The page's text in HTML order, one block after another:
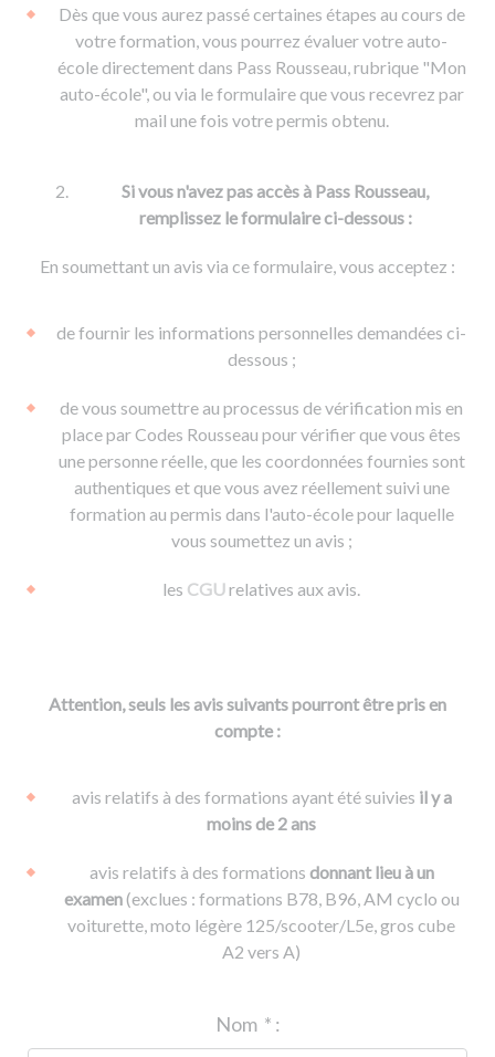
Voir tous les supports
Formation FCO
Formation CACES
Devenir enseignant de la conduite
Ressources
Dès que vous aurez passé certaines étapes au cours de
votre formation, vous pourrez évaluer votre auto-
école directement dans Pass Rousseau, rubrique "Mon
auto-école", ou via le formulaire que vous recevrez par
mail une fois votre permis obtenu.
Si vous n'avez pas accès à Pass Rousseau,
remplissez le formulaire ci-dessous :
En soumettant un avis via ce formulaire, vous acceptez :
de fournir les informations personnelles demandées ci-
dessous ;
de vous soumettre au processus de vérification mis en
place par Codes Rousseau pour vérifier que vous êtes
une personne réelle, que les coordonnées fournies sont
authentiques et que vous avez réellement suivi une
formation au permis dans l'auto-école pour laquelle
vous soumettez un avis ;
les CGUrelatives aux avis.
Attention, seuls les avis suivants pourront être pris en
compte :
avis relatifs à des formations ayant été suivies il y a
moins de 2 ans
avis relatifs à des formations donnant lieu à un
examen(exclues : formations B78, B96, AM cyclo ou
voiturette, moto légère 125/scooter/L5e, gros cube
A2 vers A)
* :